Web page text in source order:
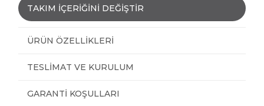
TAKIM İÇERİĞİNİ DEĞİŞTİR
ÜRÜN ÖZELLIKLERI
TESLIMAT VE KURULUM
GARANTI KOŞULLARI